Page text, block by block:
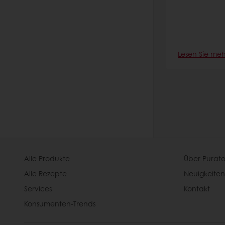
Lesen Sie
Alle Produkte
Alle Rezepte
Services
Konsumenten-Trends
Über
Neuigkeiten
Kontakt